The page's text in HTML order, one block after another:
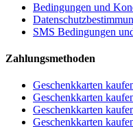
Bedingungen und
SMS Bedingungen
Zahlungsmethoden
Geschenkkarten
Geschenkkarten
Geschenkkarten
Geschenkkarten